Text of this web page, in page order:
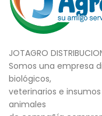
JOTAGRO
Somos una empresa
biológicos,
veterinarios e
animales